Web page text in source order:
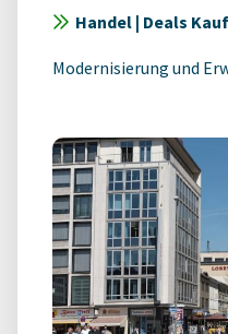
Handel | Deals Kauf
Modernisierung und